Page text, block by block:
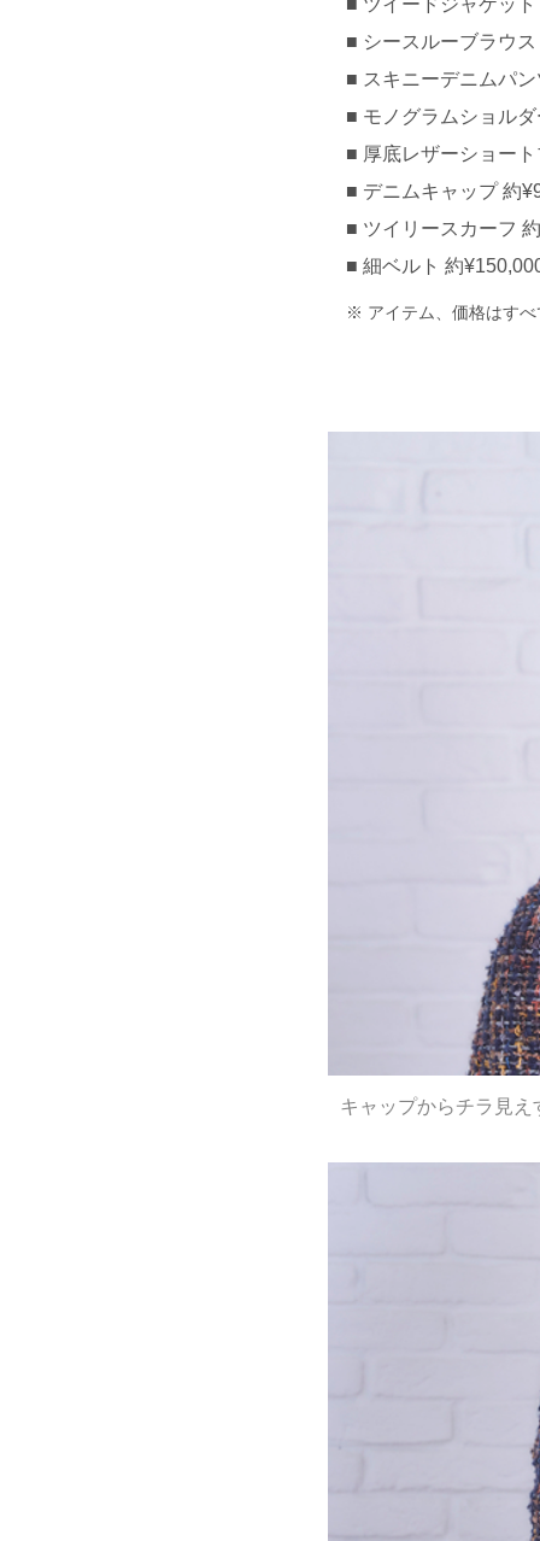
ツイードジャケッ
シースルーブラウ
スキニーデニムパ
モノグラムショル
厚底レザーショー
デニムキャップ 約
ツイリースカーフ
細ベルト 約
アイテム、価格はす
キャップからチラ見